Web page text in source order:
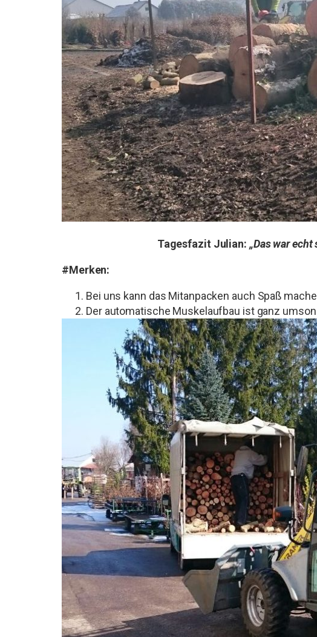
Tagesfazit Julian: „Das war
#Merken:
Bei uns kann das Mitanpacken auch Spaß
Der automatische Muskelaufbau ist ganz